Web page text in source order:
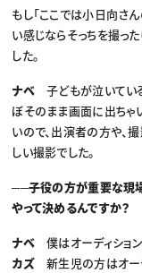
もし「ここでは小日向さ
い感じならそっちを撮っ
した。
ナベ子どもが泣いてい
ぼそのまま画面に出ちゃ
いので、出演者の方や、
しい撮影でした。
──子役の方が重要な現場
やって決めるんですか？
ナベ僕はオーディション
カズ新生児の方はオーデ